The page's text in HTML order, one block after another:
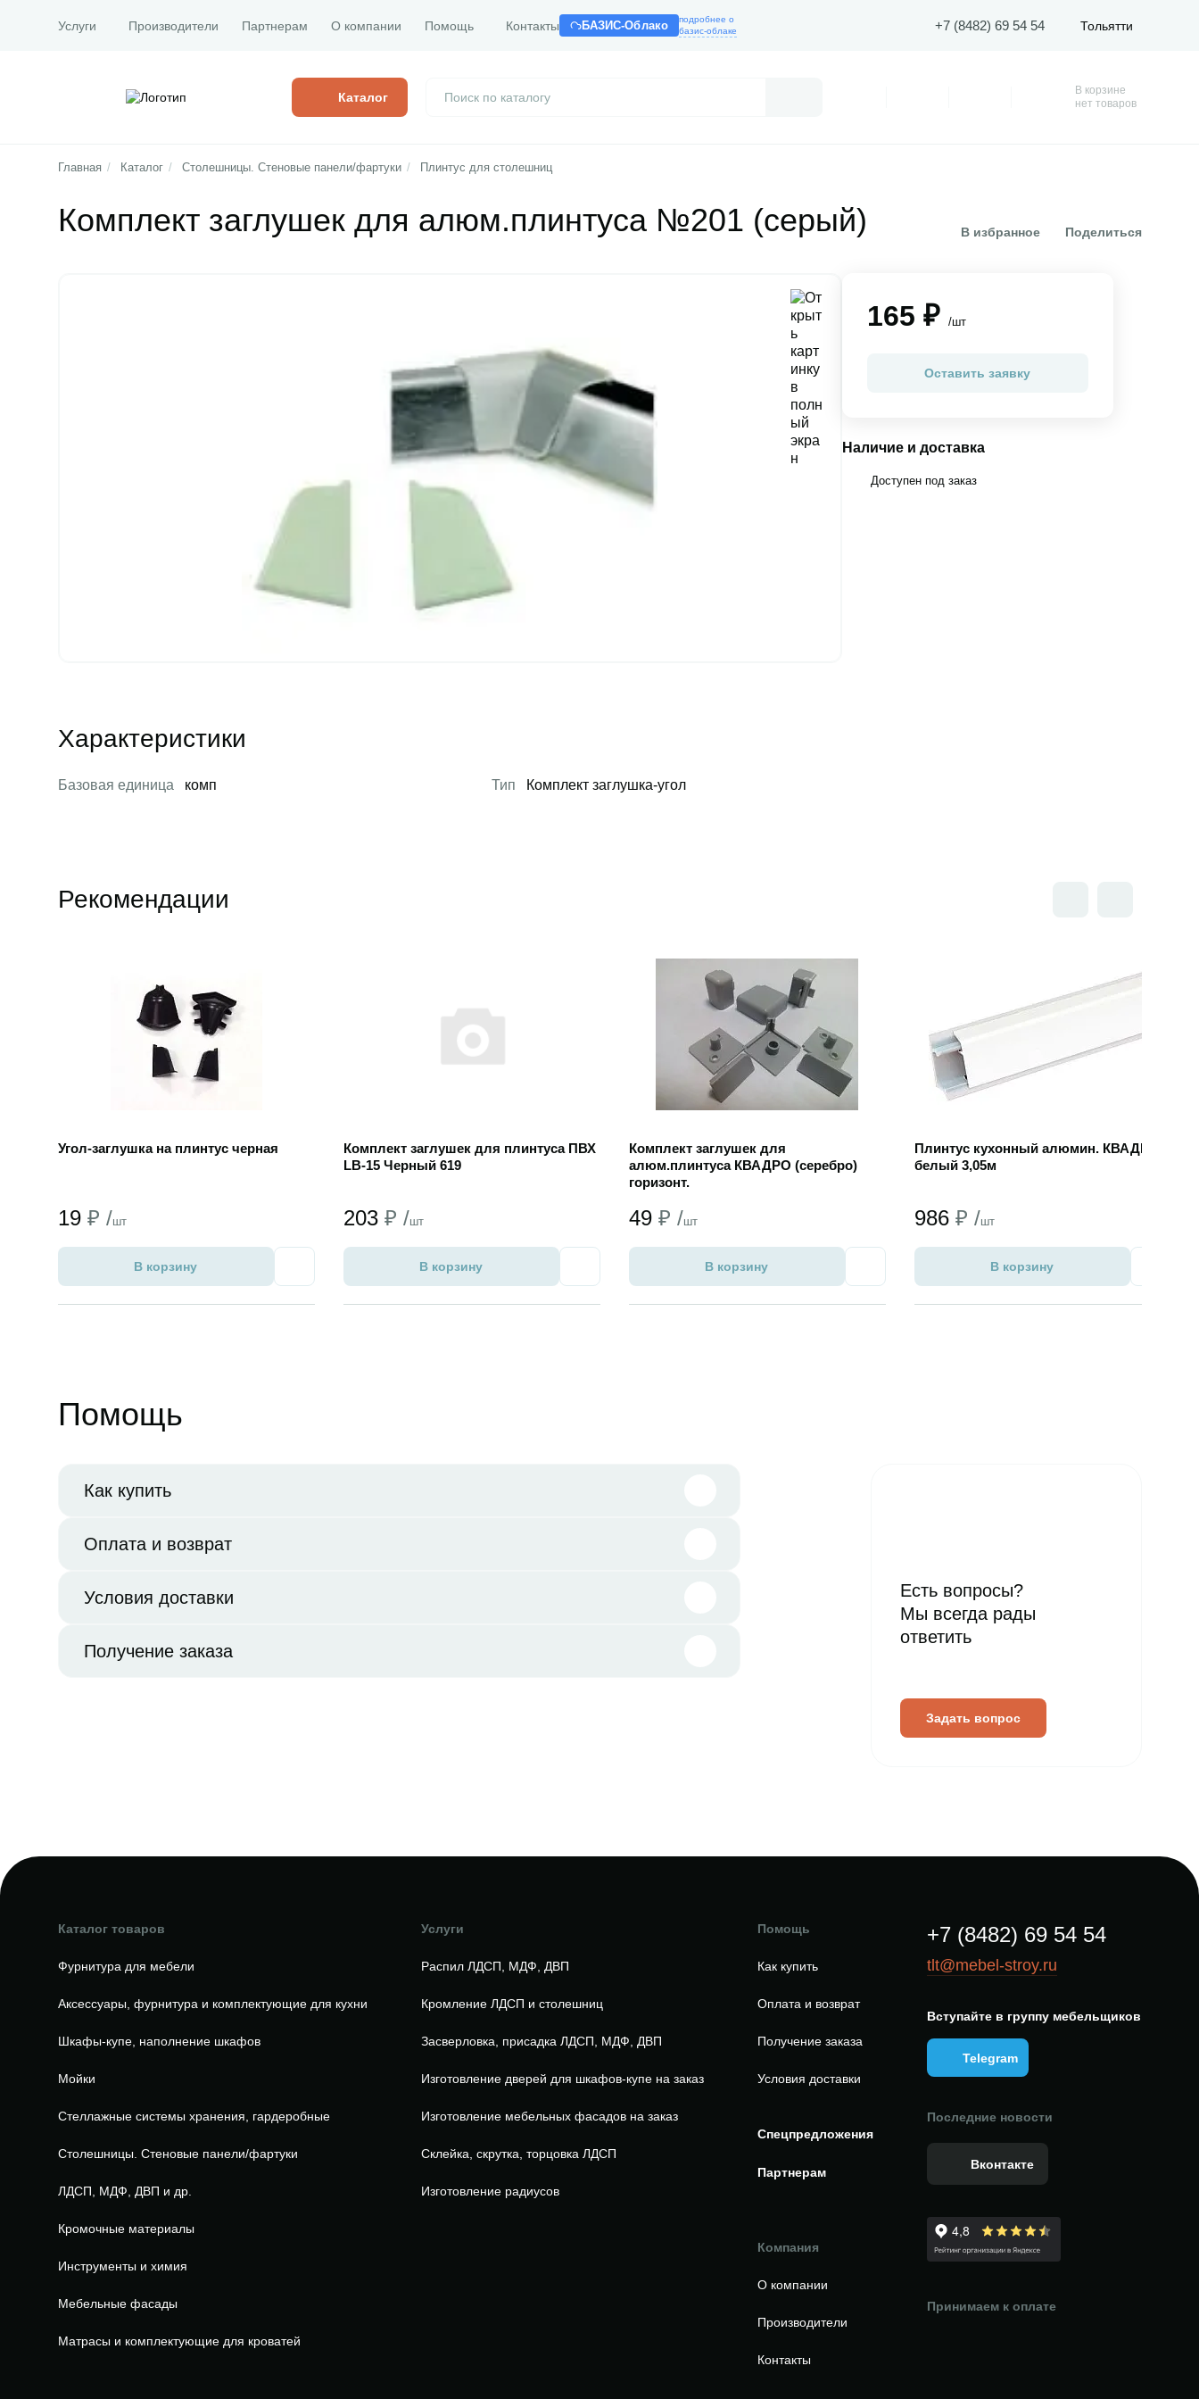
Услуги Производители Партнерам О компании Помощь Контакты БАЗИС-Облако
подробнее о
базис-облаке
+7 (8482) 69 54 54 Тольятти
Каталог Корзина
В корзине
нет товаров
Главная / Каталог / Столешницы. Стеновые панели/фартуки / Плинтус для столешниц
Комплект заглушек для алюм.плинтуса №201 (серый) В избранное Поделиться
165 ₽ /шт
Оставить заявку
Наличие и доставка
Доступен под заказ
Характеристики
Базовая единица комп Тип Комплект заглушка-угол
Рекомендации
Угол-заглушка на плинтус черная
19 ₽ /шт
В корзину
Комплект заглушек для плинтуса ПВХ
LB-15 Черный 619
203 ₽ /шт
В корзину
Комплект заглушек для
алюм.плинтуса КВАДРО (серебро)
горизонт.
49 ₽ /шт
В корзину
Плинтус кухонный алюмин. КВАДРО
белый 3,05м
986 ₽ /шт
В корзину
Помощь
Как купить
Оплата и возврат
Условия доставки
Получение заказа
Есть вопросы?
Мы всегда рады
ответить
Задать вопрос
Каталог товаров
Фурнитура для мебели
Аксессуары, фурнитура и комплектующие для кухни
Шкафы-купе, наполнение шкафов
Мойки
Стеллажные системы хранения, гардеробные
Столешницы. Стеновые панели/фартуки
ЛДСП, МДФ, ДВП и др.
Кромочные материалы
Инструменты и химия
Мебельные фасады
Матрасы и комплектующие для кроватей
Услуги
Распил ЛДСП, МДФ, ДВП
Кромление ЛДСП и столешниц
Засверловка, присадка ЛДСП, МДФ, ДВП
Изготовление дверей для шкафов-купе на заказ
Изготовление мебельных фасадов на заказ
Склейка, скрутка, торцовка ЛДСП
Изготовление радиусов
Помощь
Как купить
Оплата и возврат
Получение заказа
Условия доставки
Спецпредложения
Партнерам
Компания
О компании
Производители
Контакты
+7 (8482) 69 54 54
tlt@mebel-stroy.ru
Вступайте в группу мебельщиков
Telegram
Последние новости
Вконтакте
Принимаем к оплате